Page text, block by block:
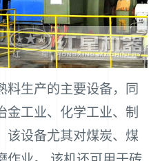
料生产的主要设备，同
金工业、化学工业、制
该设备尤其对煤炭、煤